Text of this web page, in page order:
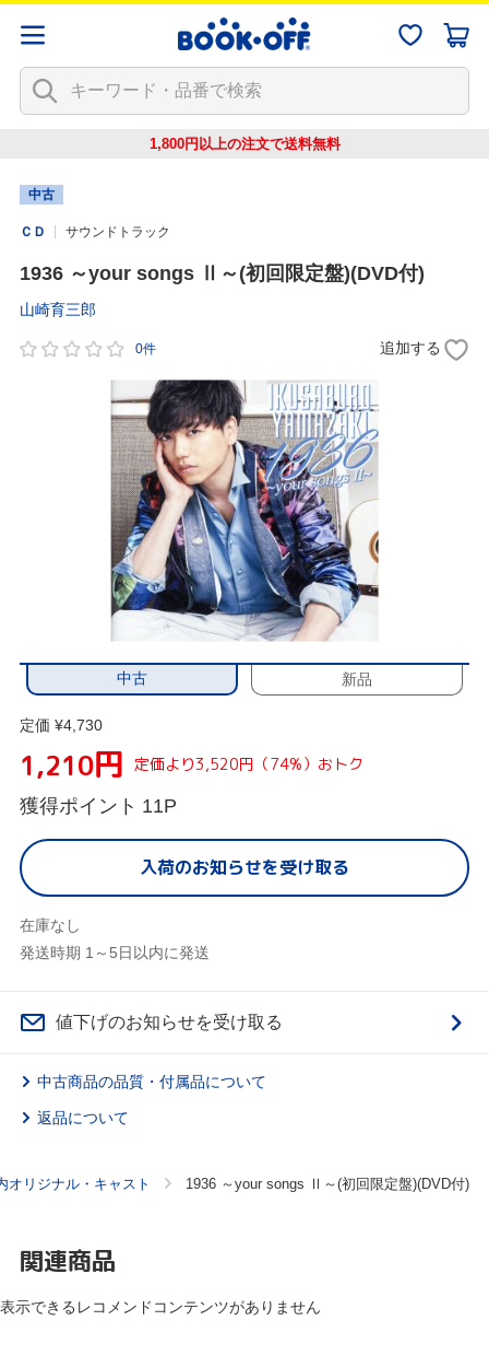
1,800円以上の注文で送料無料
中古
ＣＤ サウンドトラック
1936 ～your songs Ⅱ～(初回限定盤)(DVD付)
山崎育三郎
0件 追加する
中古 新品
定価 ¥4,730
1,210円 定価より3,520円（74%）おトク
獲得ポイント 11P
入荷のお知らせを受け取る
在庫なし
発送時期 1～5日以内に発送
値下げのお知らせを受け取る
中古商品の品質・付属品について
返品について
オリジナル・キャスト 1936 ～your songs Ⅱ～(初回限定盤)(DVD付)
関連商品
表示できるレコメンドコンテンツがありません